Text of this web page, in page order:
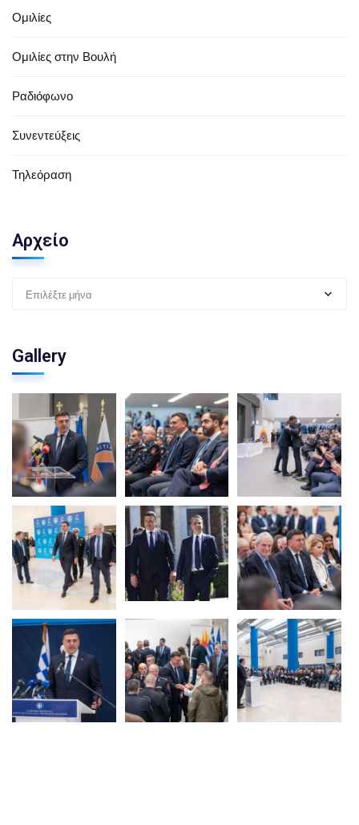
Ομιλίες
Ομιλίες στην Βουλή
Ραδιόφωνο
Συνεντεύξεις
Τηλεόραση
Αρχείο
Επιλέξτε μήνα
Gallery